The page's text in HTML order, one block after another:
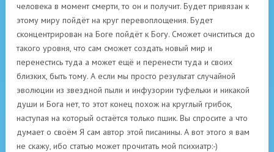
человека в момент смерти, то он и получит. Будет привязан к
этому миру пойдёт на круг перевоплощения. Будет
сконцентрирован на Боге пойдёт к Богу. Сможет очиститься до
такого уровня, что сам сможет создать новый мир и
перенестись туда а может ещё и перенести туда и своих
близких, быть тому. А если мы просто результат случайной
эволюции из звездной пыли и инфузории туфельки и никакой
души и Бога нет, то этот конец похож на круглый грибок,
наступая на который остаётся только пшик. Вы спросите а что
думает о своём Я сам автор этой писанины. А вот этого я вам
не скажу, ибо статью может прочитать мой психиатр:-)